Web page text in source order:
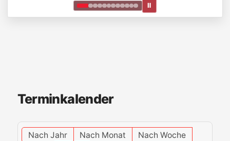
Ⅱ
Terminkalender
Nach Jahr Nach Monat
Nach Woche